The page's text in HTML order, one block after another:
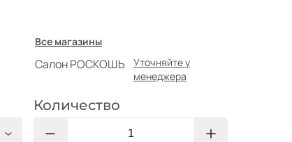
Все магазины
Салон РОСКОШЬ
Уточняйте у
менеджера
Количество